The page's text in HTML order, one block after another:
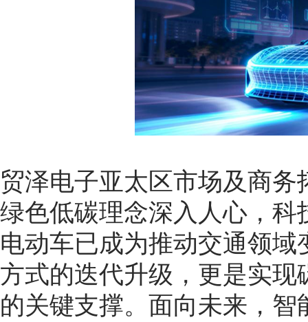
贸泽电子亚太区市场及商
绿色低碳理念深入人心，
电动车已成为推动交通领
方式的迭代升级，更是实
的关键支撑。面向未来，